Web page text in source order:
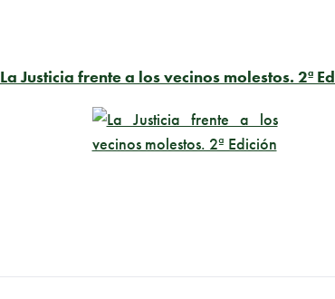
La Justicia frente a los vecinos molestos. 2ª